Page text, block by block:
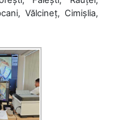
Vălcineț, Cimișlia,